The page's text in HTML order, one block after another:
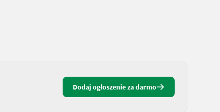
Dodaj ogłoszenie za darmo